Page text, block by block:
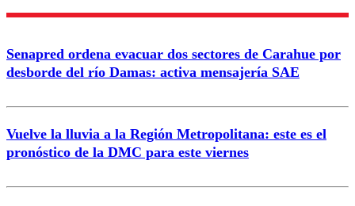
Correo
Enviar comentario
Senapred ordena evacuar dos sectores de Carahue por
desborde del río Damas: activa mensajería SAE
Vuelve la lluvia a la Región Metropolitana: este es el
pronóstico de la DMC para este viernes